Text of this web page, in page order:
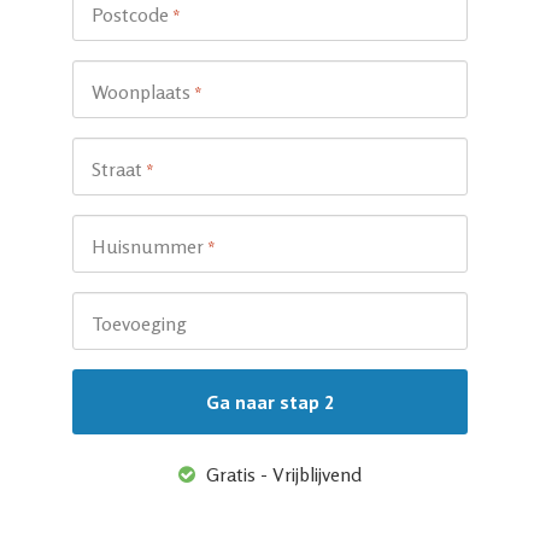
Postcode *
Woonplaats *
Straat *
Huisnummer *
Toevoeging
Gratis - Vrijblijvend